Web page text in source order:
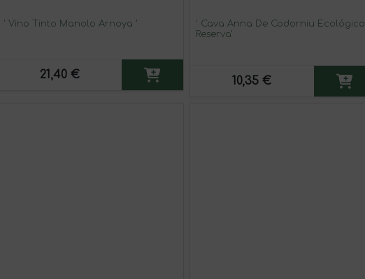
' Vino Tinto Manolo Arnoya '
21,40 €
' Cava Anna De Codorniu Ecológico
Reserva'
10,35 €